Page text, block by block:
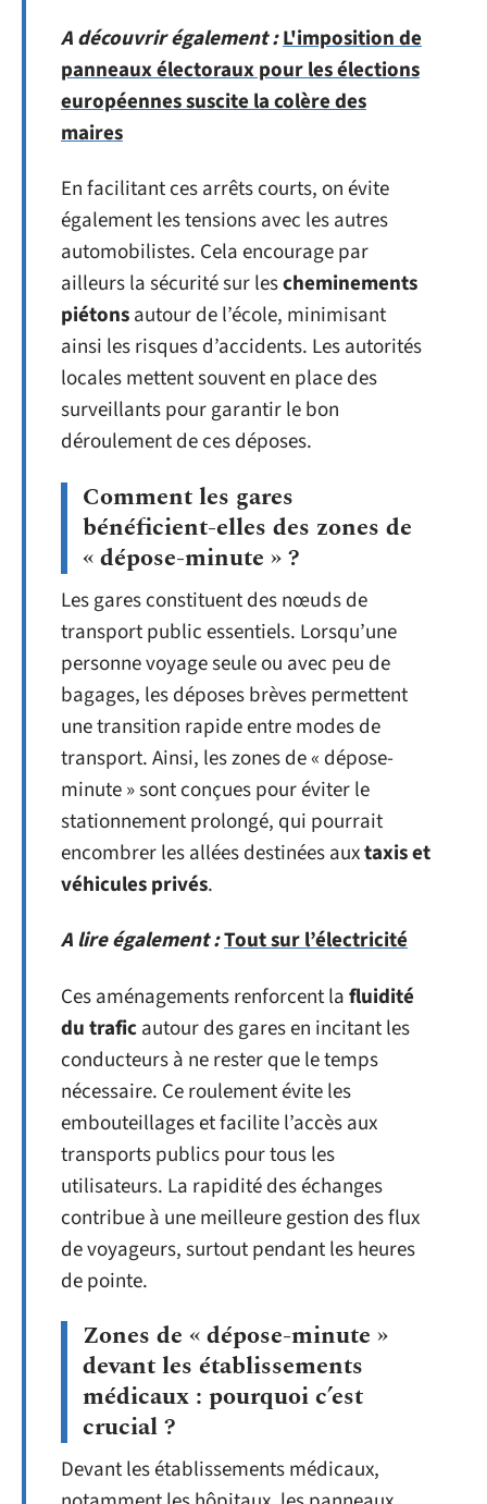
A découvrir également :L'imposition de
panneaux électoraux pour les élections
européennes suscite la colère des
maires
En facilitant ces arrêts courts, on évite
également les tensions avec les autres
automobilistes. Cela encourage par
ailleurs la sécurité sur lescheminements
piétonsautour de l’école, minimisant
ainsi les risques d’accidents. Les autorités
locales mettent souvent en place des
surveillants pour garantir le bon
déroulement de ces déposes.
Comment les gares
bénéficient-elles des zones de
« dépose-minute » ?
Les gares constituent des nœuds de
transport public essentiels. Lorsqu’une
personne voyage seule ou avec peu de
bagages, les déposes brèves permettent
une transition rapide entre modes de
transport. Ainsi, les zones de « dépose-
minute » sont conçues pour éviter le
stationnement prolongé, qui pourrait
encombrer les allées destinées auxtaxis et
véhicules privés.
A lire également :Tout sur l’électricité
Ces aménagements renforcent lafluidité
du traficautour des gares en incitant les
conducteurs à ne rester que le temps
nécessaire. Ce roulement évite les
embouteillages et facilite l’accès aux
transports publics pour tous les
utilisateurs. La rapidité des échanges
contribue à une meilleure gestion des flux
de voyageurs, surtout pendant les heures
de pointe.
Zones de « dépose-minute »
devant les établissements
médicaux : pourquoi c’est
crucial ?
Devant les établissements médicaux,